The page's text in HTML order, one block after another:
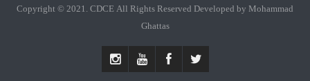
Copyright © 2021. CDCE All Rights Reserved Developed by Mohammad
Ghattas